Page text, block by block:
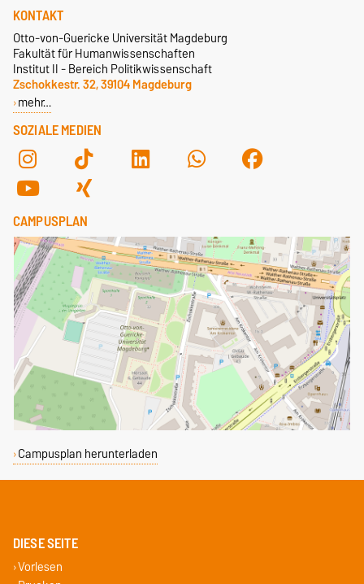
SOZIALE MEDIEN
KONTAKT
Otto-von-Guericke Universität Magdeburg
Fakultät für Humanwissenschaften
Institut II - Bereich Politikwissenschaft
Zschokkestr. 32, 39104 Magdeburg
mehr…
CAMPUSPLAN
Campusplan herunterladen
DIESE SEITE
Vorlesen